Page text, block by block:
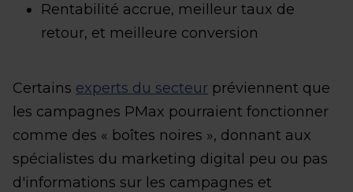
Rentabilité accrue, meilleur taux de
retour, et meilleure conversion
Certains experts du secteur préviennent que
les campagnes PMax pourraient fonctionner
comme des « boîtes noires », donnant aux
spécialistes du marketing digital peu ou pas
d'informations sur les campagnes et